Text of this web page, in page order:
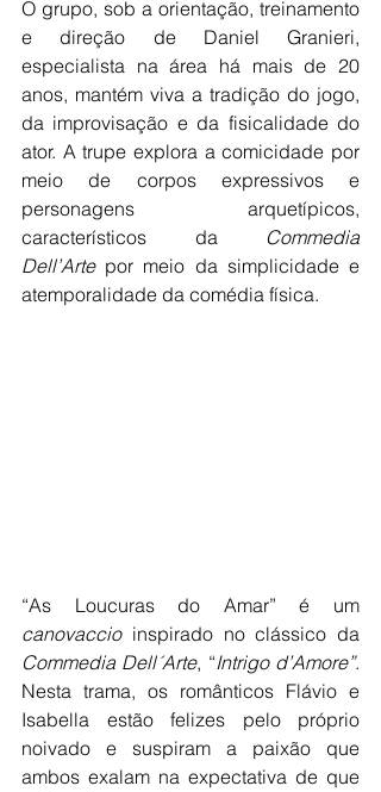
O grupo, sob a orientação, treinamento
e direção de Daniel Granieri,
especialista na área há mais de 20
anos, mantém viva a tradição do jogo,
da improvisação e da fisicalidade do
ator. A trupe explora a comicidade por
meio de corpos expressivos e
personagens arquetípicos,
característicos da Commedia
Dell’Arte por meio da simplicidade e
atemporalidade da comédia física.
canovaccio
Commedia Dell´Arte, “Intrigo d’Amore”.
Nesta trama, os românticos Flávio e
Isabella estão felizes pelo próprio
noivado e suspiram a paixão que
ambos exalam na expectativa de que